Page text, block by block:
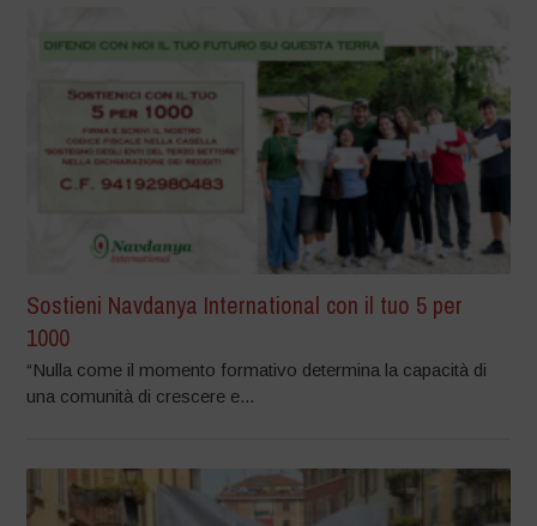
Sostieni Navdanya International con il tuo 5 per
1000
“Nulla come il momento formativo determina la capacità di
una comunità di crescere e...